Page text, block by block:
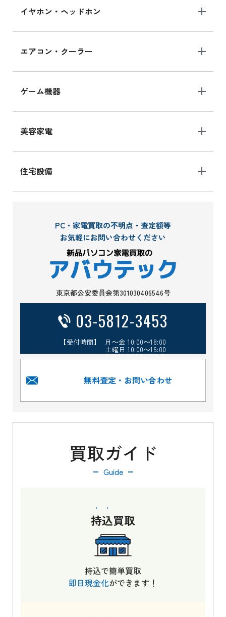
イヤホン・ヘッドホン
エアコン・クーラー
ゲーム機器
美容家電
住宅設備
PC・家電買取の不明点・査定額等
お気軽にお問い合わせください
東京都公安委員会第301030406546号
03-5812-3453
【受付時間】 月～金 10:00～18:00
土曜日 10:00～16:00
無料査定・お問い合わせ
買取ガイド
Guide
持込買取
持込で簡単買取
即日現金化ができます！